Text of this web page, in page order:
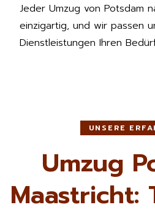
Jeder Umzug von Potsdam
einzigartig, und wir passen
Dienstleistungen Ihren
UNSERE
Umzug
Maastricht: